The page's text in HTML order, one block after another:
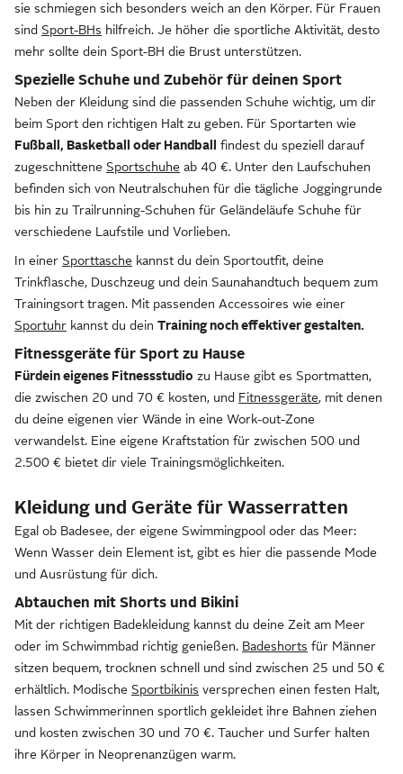
sie schmiegen sich besonders weich an den Körper. Für Frauen
sind Sport-BHs hilfreich. Je höher die sportliche Aktivität, desto
mehr sollte dein Sport-BH die Brust unterstützen.
Spezielle Schuhe und Zubehör für deinen Sport
Neben der Kleidung sind die passenden Schuhe wichtig, um dir
beim Sport den richtigen Halt zu geben. Für Sportarten wie
Fußball, Basketball oder Handball
findest du speziell darauf
zugeschnittene Sportschuhe ab 40 €. Unter den Laufschuhen
befinden sich von Neutralschuhen für die tägliche Joggingrunde
bis hin zu Trailrunning-Schuhen für Geländeläufe Schuhe für
verschiedene Laufstile und Vorlieben.
In einer Sporttasche kannst du dein Sportoutfit, deine
Trinkflasche, Duschzeug und dein Saunahandtuch bequem zum
Trainingsort tragen. Mit passenden Accessoires wie einer
Sportuhr kannst du dein Training noch effektiver gestalten.
Fitnessgeräte für Sport zu Hause
Fürdein eigenes Fitnessstudio zu Hause gibt es Sportmatten,
die zwischen 20 und 70 € kosten, und Fitnessgeräte, mit denen
du deine eigenen vier Wände in eine Work-out-Zone
verwandelst. Eine eigene Kraftstation für zwischen 500 und
2.500 € bietet dir viele Trainingsmöglichkeiten.
Kleidung und Geräte für Wasserratten
Egal ob Badesee, der eigene Swimmingpool oder das Meer:
Wenn Wasser dein Element ist, gibt es hier die passende Mode
und Ausrüstung für dich.
Abtauchen mit Shorts und Bikini
Mit der richtigen Badekleidung kannst du deine Zeit am Meer
oder im Schwimmbad richtig genießen. Badeshorts für Männer
sitzen bequem, trocknen schnell und sind zwischen 25 und 50 €
erhältlich. Modische Sportbikinis versprechen einen festen Halt,
lassen Schwimmerinnen sportlich gekleidet ihre Bahnen ziehen
und kosten zwischen 30 und 70 €. Taucher und Surfer halten
ihre Körper in Neoprenanzügen warm.